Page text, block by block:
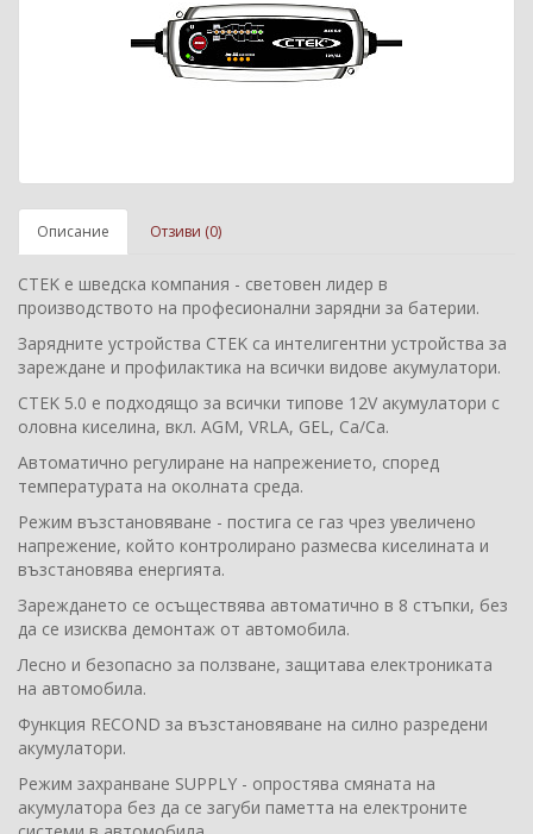
Описание Отзиви (0)
CTEK e шведска компания - световен лидер в
производството на професионални зарядни за батерии.
Зарядните устройства CTEK са интелигентни устройства за
зареждане и профилактика на всички видове акумулатори.
CTEK 5.0 е подходящо за всички типове 12V акумулатори с
оловна киселина, вкл. AGM, VRLA, GEL, Ca/Ca.
Автоматично регулиране на напрежението, според
температурата на околната среда.
Режим възстановяване - постига се газ чрез увеличено
напрежение, който контролирано размесва киселината и
възстановява енергията.
Зареждането се осъществява автоматично в 8 стъпки, без
да се изисква демонтаж от автомобила.
Лесно и безопасно за ползване, защитава електрониката
на автомобила.
Функция RECOND за възстановяване на силно разредени
акумулатори.
Режим захранване SUPPLY - опростява смяната на
акумулатора без да се загуби паметта на електроните